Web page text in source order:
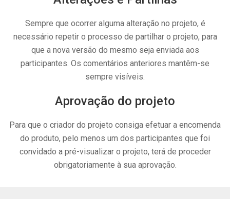
Sempre que ocorrer alguma alteração no projeto, é
necessário repetir o processo de partilhar o projeto, para
que a nova versão do mesmo seja enviada aos
participantes. Os comentários anteriores mantêm-se
sempre visíveis.
Aprovação do projeto
Para que o criador do projeto consiga efetuar a encomenda
do produto, pelo menos um dos participantes que foi
convidado a pré-visualizar o projeto, terá de proceder
obrigatoriamente à sua aprovação.